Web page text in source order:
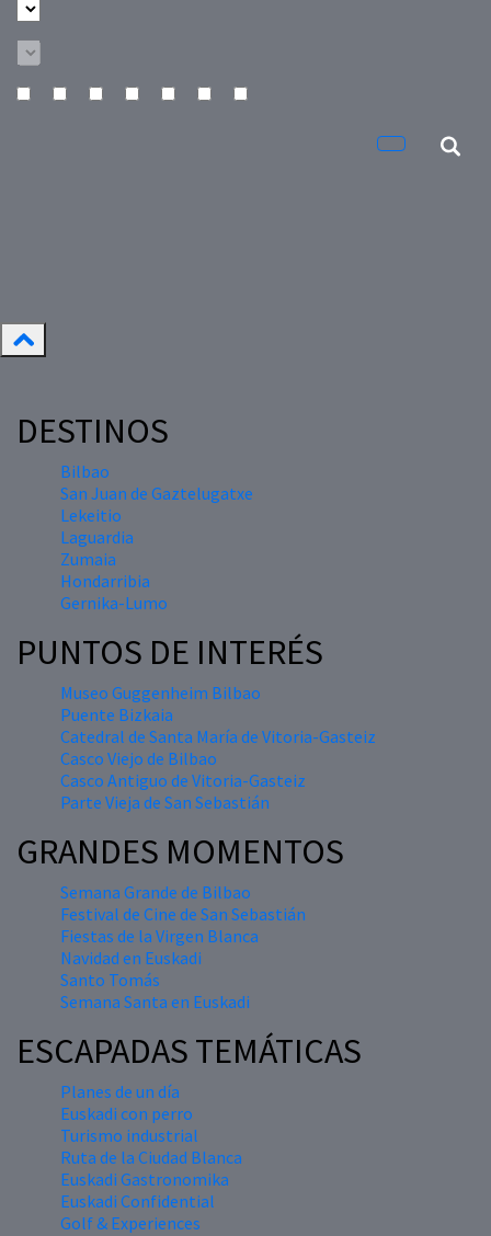
DESTINOS
Bilbao
San Juan de Gaztelugatxe
Lekeitio
Laguardia
Zumaia
Hondarribia
Gernika-Lumo
PUNTOS DE INTERÉS
Museo Guggenheim Bilbao
Puente Bizkaia
Catedral de Santa María de Vitoria-Gasteiz
Casco Viejo de Bilbao
Casco Antiguo de Vitoria-Gasteiz
Parte Vieja de San Sebastián
GRANDES MOMENTOS
Semana Grande de Bilbao
Festival de Cine de San Sebastián
Fiestas de la Virgen Blanca
Navidad en Euskadi
Santo Tomás
Semana Santa en Euskadi
ESCAPADAS TEMÁTICAS
Planes de un día
Euskadi con perro
Turismo industrial
Ruta de la Ciudad Blanca
Euskadi Gastronomika
Euskadi Confidential
Golf & Experiences